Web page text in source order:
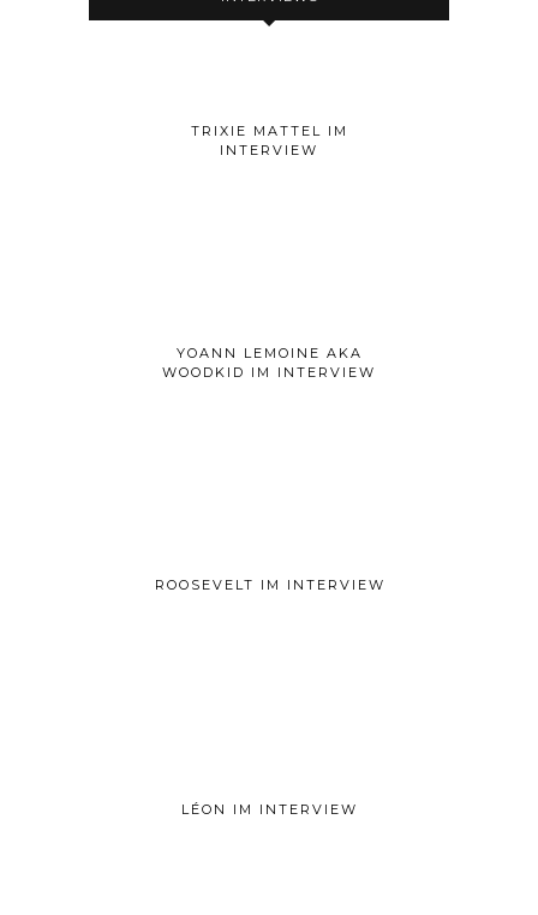
TRIXIE MATTEL IM
INTERVIEW
YOANN LEMOINE AKA
WOODKID IM INTERVIEW
ROOSEVELT IM INTERVIEW
LÉON IM INTERVIEW